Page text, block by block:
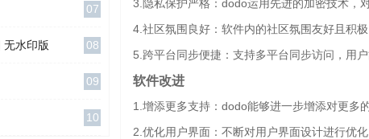
07
无水印版 08
09
10
3.隐私保护严格：dodo运用先进的加密技术，
4.社区氛围良好：软件内的社区氛围友好且积
5.跨平台同步便捷：支持多平台同步访问，用
软件改进
1.增添更多支持：dodo能够进一步增添对更多
2.优化用户界面：不断对用户界面设计进行优